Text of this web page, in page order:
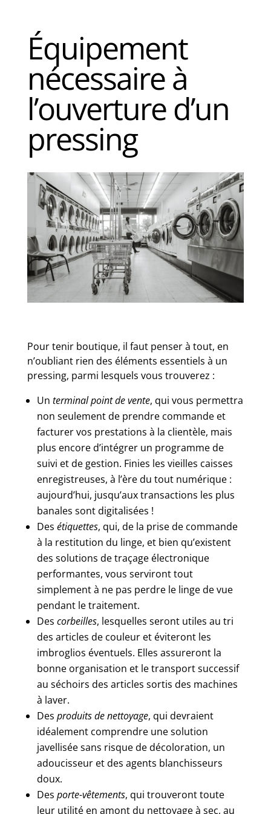
Équipement
nécessaire à
l’ouverture d’un
pressing
Pour tenir boutique, il faut penser à tout, en
n’oubliant rien des éléments essentiels à un
pressing, parmi lesquels vous trouverez :
Un terminal point de vente, qui vous permettra
non seulement de prendre commande et
facturer vos prestations à la clientèle, mais
plus encore d’intégrer un programme de
suivi et de gestion. Finies les vieilles caisses
enregistreuses, à l’ère du tout numérique :
aujourd’hui, jusqu’aux transactions les plus
banales sont digitalisées !
Des étiquettes, qui, de la prise de commande
à la restitution du linge, et bien qu’existent
des solutions de traçage électronique
performantes, vous serviront tout
simplement à ne pas perdre le linge de vue
pendant le traitement.
Des corbeilles, lesquelles seront utiles au tri
des articles de couleur et éviteront les
imbroglios éventuels. Elles assureront la
bonne organisation et le transport successif
au séchoirs des articles sortis des machines
à laver.
Des produits de nettoyage, qui devraient
idéalement comprendre une solution
javellisée sans risque de décoloration, un
adoucisseur et des agents blanchisseurs
doux.
Des porte-vêtements, qui trouveront toute
leur utilité en amont du nettoyage à sec, au